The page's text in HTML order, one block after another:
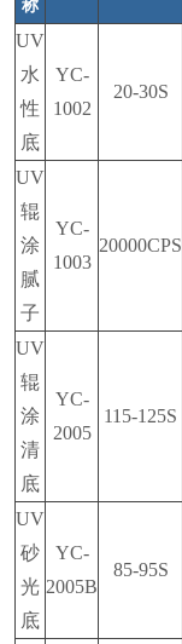
称
UV
水
性
底
YC-
1002
20-30S
UV
辊
涂
腻
子
YC-
1003
20000CPS
UV
辊
涂
清
底
YC-
2005
115-125S
UV
砂
光
底
YC-
2005B
85-95S